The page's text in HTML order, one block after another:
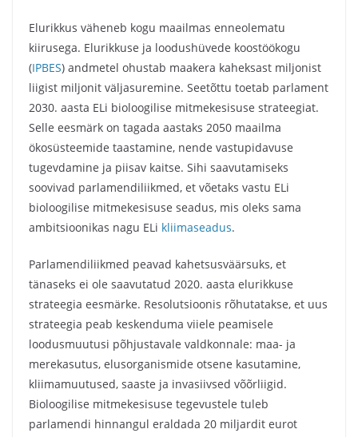
Elurikkus väheneb kogu maailmas enneolematu
kiirusega. Elurikkuse ja loodushüvede koostöökogu
(IPBES) andmetel ohustab maakera kaheksast miljonist
liigist miljonit väljasuremine. Seetõttu toetab parlament
2030. aasta ELi bioloogilise mitmekesisuse strateegiat.
Selle eesmärk on tagada aastaks 2050 maailma
ökosüsteemide taastamine, nende vastupidavuse
tugevdamine ja piisav kaitse. Sihi saavutamiseks
soovivad parlamendiliikmed, et võetaks vastu ELi
bioloogilise mitmekesisuse seadus, mis oleks sama
ambitsioonikas nagu ELi kliimaseadus.
Parlamendiliikmed peavad kahetsusväärsuks, et
tänaseks ei ole saavutatud 2020. aasta elurikkuse
strateegia eesmärke. Resolutsioonis rõhutatakse, et uus
strateegia peab keskenduma viiele peamisele
loodusmuutusi põhjustavale valdkonnale: maa- ja
merekasutus, elusorganismide otsene kasutamine,
kliimamuutused, saaste ja invasiivsed võõrliigid.
Bioloogilise mitmekesisuse tegevustele tuleb
parlamendi hinnangul eraldada 20 miljardit eurot